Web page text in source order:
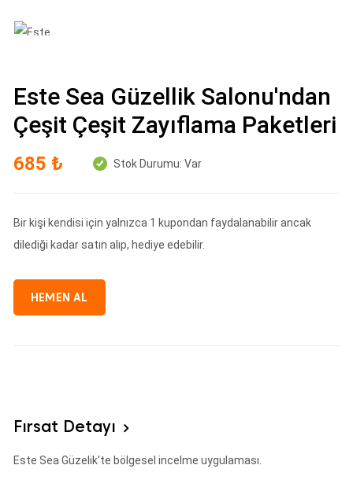
Este Sea Güzellik Salonu'ndan
Çeşit Çeşit Zayıflama Paketleri
685 ₺ Stok Durumu: Var
Bir kişi kendisi için yalnızca 1 kupondan faydalanabilir ancak
dilediği kadar satın alıp, hediye edebilir.
HEMEN AL
Fırsat Detayı
Este Sea Güzelik'te bölgesel incelme uygulaması.